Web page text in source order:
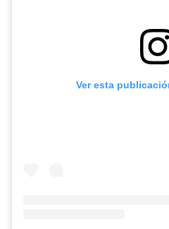
Ver esta